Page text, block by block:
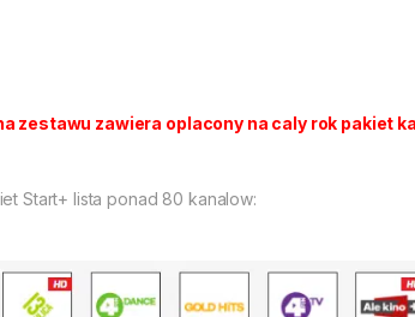
zestawu zawiera oplacony na caly rok pakiet
Start+ lista ponad 80 kanalow: